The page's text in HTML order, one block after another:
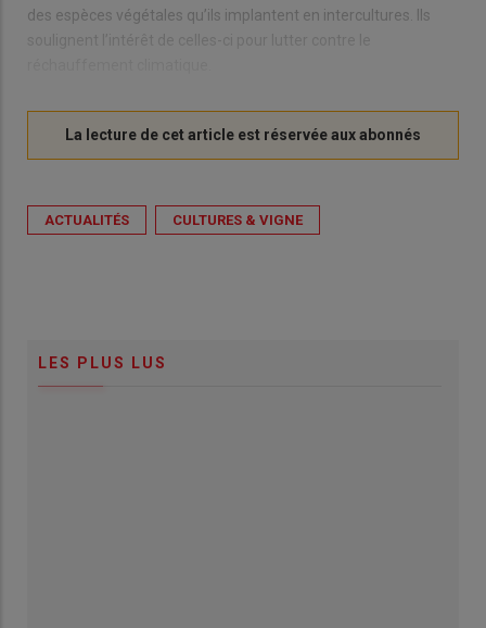
des espèces végétales qu’ils implantent en intercultures. Ils
soulignent l’intérêt de celles-ci pour lutter contre le
ACTUALITÉS CULTURES & VIGNE
LES PLUS LUS